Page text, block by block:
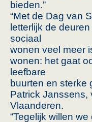
bieden.”
“Met de Dag van
letterlijk de
sociaal
wonen veel meer
wonen: het gaat
leefbare
buurten en sterke
Patrick Janssens,
Vlaanderen.
“Tegelijk willen